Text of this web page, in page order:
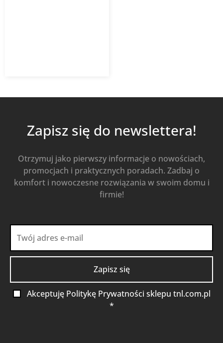
Zapisz się do newslettera!
Otrzymuj jako pierwszy informacje o nowościach,
promocjach i praktycznych poradach. Zadbaj o
komfort i nowoczesne rozwiązania w swoim domu i
firmie!
Akceptuję Politykę Prywatności sklepu tnl.com.pl
*